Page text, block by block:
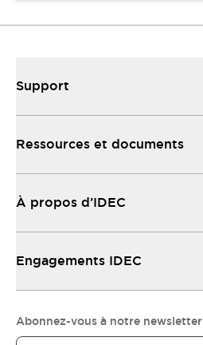
Support
Ressources et documents
À propos d’IDEC
Engagements IDEC
Abonnez-vous à notre newsletter